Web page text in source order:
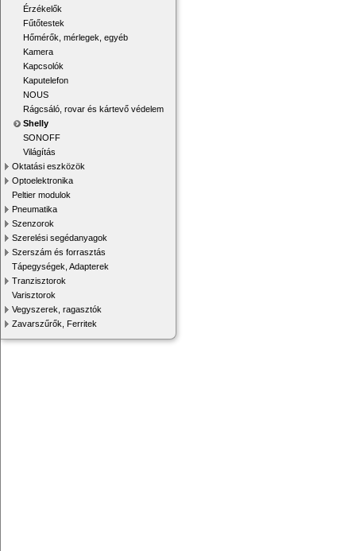
Érzékelők
Fűtőtestek
Hőmérők, mérlegek, egyéb
Kamera
Kapcsolók
Kaputelefon
NOUS
Rágcsáló, rovar és kártevő védelem
Shelly
SONOFF
Világítás
Oktatási eszközök
Optoelektronika
Peltier modulok
Pneumatika
Szenzorok
Szerelési segédanyagok
Szerszám és forrasztás
Tápegységek, Adapterek
Tranzisztorok
Varisztorok
Vegyszerek, ragasztók
Zavarszűrők, Ferritek